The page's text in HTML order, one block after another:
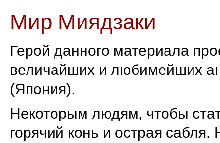
Мир Миядзаки
Герой данного материала
величайших и любимейших
(Япония).
Некоторым людям, чтобы
горячий конь и острая